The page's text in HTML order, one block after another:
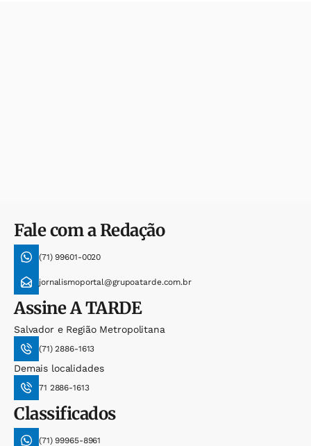
Fale com a Redação
(71) 99601-0020
jornalismoportal@grupoatarde.com.br
AssineA TARDE
Salvador e Região Metropolitana
(71) 2886-1613
Demais localidades
71 2886-1613
Classificados
(71) 99965-8961